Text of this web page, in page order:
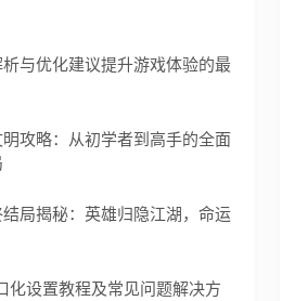
与优化建议提升游戏体验的最
攻略：从初学者到高手的全面
局揭秘：英雄归隐江湖，命运
化设置教程及常见问题解决方